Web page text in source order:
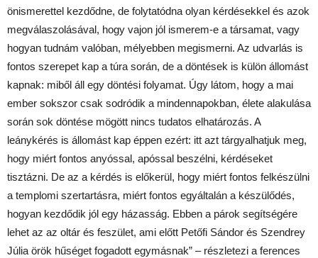
önismerettel kezdődne, de folytatódna olyan kérdésekkel és azok
megválaszolásával, hogy vajon jól ismerem-e a társamat, vagy
hogyan tudnám valóban, mélyebben megismerni. Az udvarlás is
fontos szerepet kap a túra során, de a döntések is külön állomást
kapnak: miből áll egy döntési folyamat. Úgy látom, hogy a mai
ember sokszor csak sodródik a mindennapokban, élete alakulása
során sok döntése mögött nincs tudatos elhatározás. A
leánykérés is állomást kap éppen ezért: itt azt tárgyalhatjuk meg,
hogy miért fontos anyóssal, apóssal beszélni, kérdéseket
tisztázni. De az a kérdés is előkerül, hogy miért fontos felkészülni
a templomi szertartásra, miért fontos egyáltalán a készülődés,
hogyan kezdődik jól egy házasság. Ebben a párok segítségére
lehet az az oltár és feszület, ami előtt Petőfi Sándor és Szendrey
Júlia örök hűséget fogadott egymásnak” – részletezi a ferences